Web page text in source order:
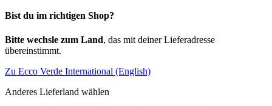
Bist du im richtigen Shop?
Bitte wechsle zum Land, das mit deiner Lieferadresse
übereinstimmt.
Zu Ecco Verde International (English)
Anderes Lieferland wählen